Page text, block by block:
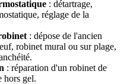
: détartrage,
réglage de la
: dépose de l'ancien
robinet mural ou sur plage,
: réparation d'un robinet de
hors gel.